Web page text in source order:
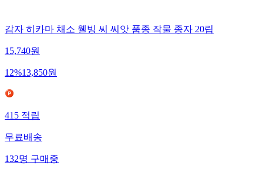
감자 히카마 채소 웰빙 씨 씨앗 품종 작물 종자 20립
15,740원
12%13,850원
415적립
무료배송
132명구매중